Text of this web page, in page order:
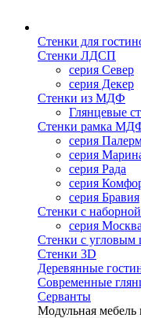
Стенки для
Стенки ЛДСП
серия Север
серия Декер
Стенки из МДФ
Глянцевые
Стенки рамка
серия
серия
серия Рада
серия
серия Бравия
Стенки с
серия Москва
Стенки с
Стенки 3D
Деревянные
Современные
Серванты
Модульная мебель